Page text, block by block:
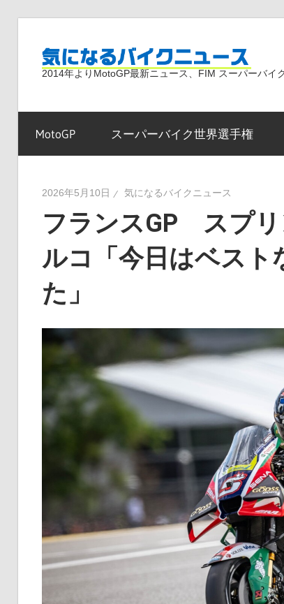
2014年よりMotoGP最新ニュース、FIM スーパーバイ
MotoGP スーパーバイク世界選手権
2026年5月10日 気になるバイクニュース
フランスGP スプ
ルコ「今日はベスト
た」